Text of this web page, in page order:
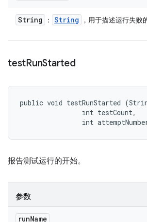
String ： String ，用于描述运行失败
testRunStarted
public void testRunStarted
                int testCount,
int
报告测试运行的开始。
参数
runName